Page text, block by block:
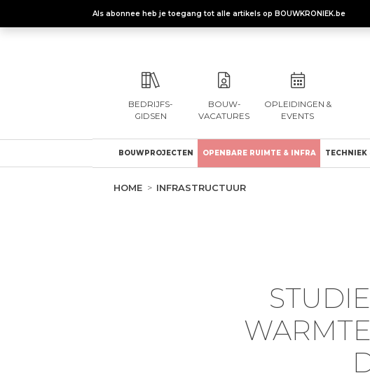
Als abonnee heb je toegang tot alle artikels op BOUWKRONIEK.be
BEDRIJFS-
GIDSEN
BOUW-
VACATURES
OPLEIDINGEN &
EVENTS
BOUWPROJECTEN OPENBARE RUIMTE & INFRA TECHNIEK
HOME INFRASTRUCTUUR